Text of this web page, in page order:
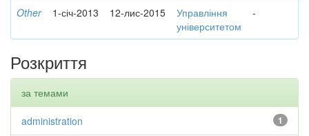
Other 1-січ-2013 12-лис-2015
Управління
університетом
-
Розкриття
за темами
1
administration